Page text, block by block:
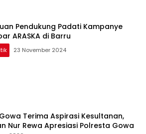
Pendukung Padati Kampanye
ARASKA di Barru
23 November 2024
Gowa Terima Aspirasi Kesultanan,
Nur Rewa Apresiasi Polresta Gowa